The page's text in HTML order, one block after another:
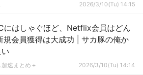
2026/3/10(Tu) 14:15
にはしゃぐほど、Netflix会員はどん
得は大成功 | サカ豚の俺か
速まとめ＋ 2026/3/10(Tu) 14:14